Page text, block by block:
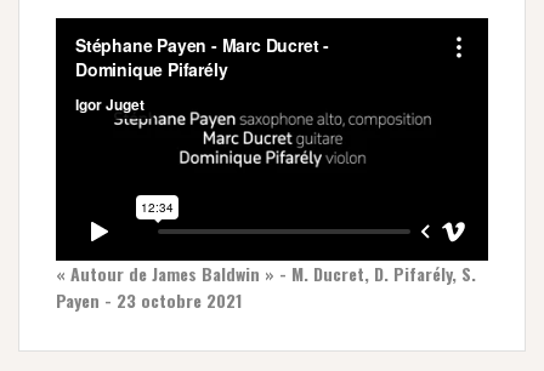
« Autour de James Baldwin » - M. Ducret, D. Pifarély, S.
Payen - 23 octobre 2021